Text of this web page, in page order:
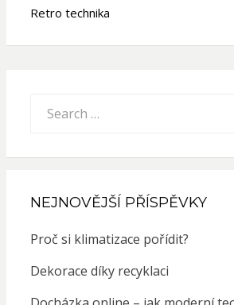
Retro technika
for:
NEJNOVĚJŠÍ PŘÍSPĚVKY
Proč si klimatizace pořídit?
Dekorace díky recyklaci